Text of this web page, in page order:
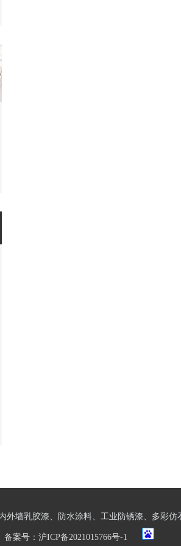
外墙乳胶漆、防水涂料、工业防锈漆、多彩
备案号： 沪ICP备2021015766号-1